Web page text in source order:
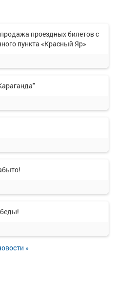
проездных билетов с
пункта «Красный Яр»
»